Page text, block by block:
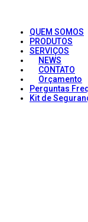
QUEM SOMOS
PRODUTOS
SERVIÇOS
NEWS
CONTATO
Orçamento
Perguntas
Kit de